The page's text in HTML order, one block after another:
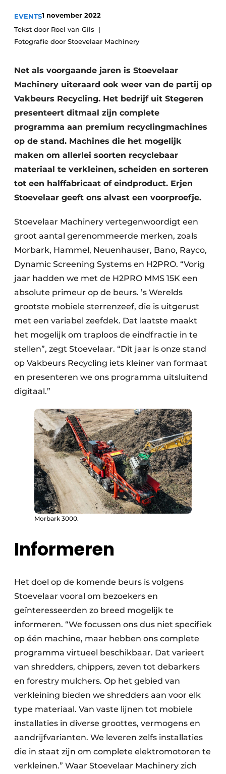
Vacature aanmelden
Vacatures
Recyclinginstallaties
Detectieapparatuur
Persen
Stofbeheersing
Uitrustingsstukken
Zeven & Brekers
Bouw & Sloopafval
Elektronisch Afval
Glasrecyclage
Houtafval
Kunststofafval
Medisch afval
Metaalrecyclage
Papierafval
Textielrecyclage
EVENTS1 november 2022
Tekst door Roel van Gils
Fotografie door Stoevelaar Machinery
Net als voorgaande jaren is Stoevelaar
Machinery uiteraard ook weer van de partij op
Vakbeurs Recycling. Het bedrijf uit Stegeren
presenteert ditmaal zijn complete
programma aan premium recyclingmachines
op de stand. Machines die het mogelijk
maken om allerlei soorten recyclebaar
materiaal te verkleinen, scheiden en sorteren
tot een halffabricaat of eindproduct. Erjen
Stoevelaar geeft ons alvast een voorproefje.
Stoevelaar Machinery vertegenwoordigt een
groot aantal gerenommeerde merken, zoals
Morbark, Hammel, Neuenhauser, Bano, Rayco,
Dynamic Screening Systems en H2PRO. “Vorig
jaar hadden we met de H2PRO MMS 15K een
absolute primeur op de beurs. ’s Werelds
grootste mobiele sterrenzeef, die is uitgerust
met een variabel zeefdek. Dat laatste maakt
het mogelijk om traploos de eindfractie in te
stellen”, zegt Stoevelaar. “Dit jaar is onze stand
op Vakbeurs Recycling iets kleiner van formaat
en presenteren we ons programma uitsluitend
digitaal.”
Morbark 3000.
Informeren
Het doel op de komende beurs is volgens
Stoevelaar vooral om bezoekers en
geïnteresseerden zo breed mogelijk te
informeren. “We focussen ons dus niet specifiek
op één machine, maar hebben ons complete
programma virtueel beschikbaar. Dat varieert
van shredders, chippers, zeven tot debarkers
en forestry mulchers. Op het gebied van
verkleining bieden we shredders aan voor elk
type materiaal. Van vaste lijnen tot mobiele
installaties in diverse groottes, vermogens en
aandrijfvarianten. We leveren zelfs installaties
die in staat zijn om complete elektromotoren te
verkleinen.” Waar Stoevelaar Machinery zich